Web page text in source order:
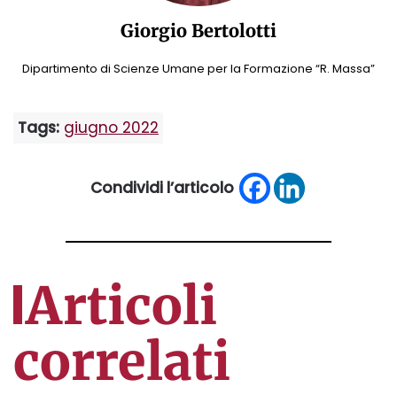
Giorgio Bertolotti
Dipartimento di Scienze Umane per la Formazione “R. Massa”
Tags: giugno 2022
Condividi l’articolo
Articoli
correlati